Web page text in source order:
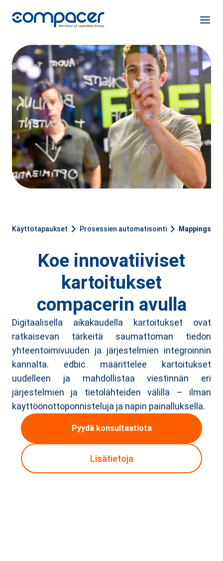
Käyttötapaukset Prosessien automatisointi Mappings
Koe innovatiiviset
kartoitukset
compacerin avulla
Digitaalisella aikakaudella kartoitukset ovat
ratkaisevan tärkeitä saumattoman tiedon
yhteentoimivuuden ja järjestelmien integroinnin
kannalta. edbic määrittelee kartoitukset
uudelleen ja mahdollistaa viestinnän eri
järjestelmien ja tietolähteiden välillä – ilman
käyttöönottoponnisteluja ja napin painalluksella.
Pyydä konsultaatiota
Lisätietoja